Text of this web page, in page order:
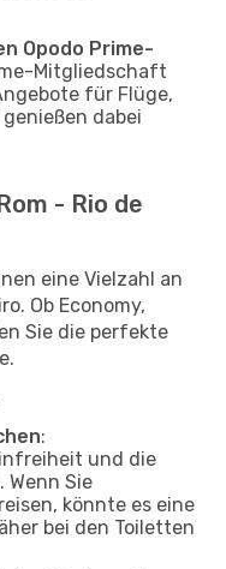
Opodo Prime-
Mitgliedschaft
für Flüge,
dabei
- Rio de
eine Vielzahl an
Ob Economy,
Sie die perfekte
:
und die
Wenn Sie
könnte es eine
bei den Toiletten